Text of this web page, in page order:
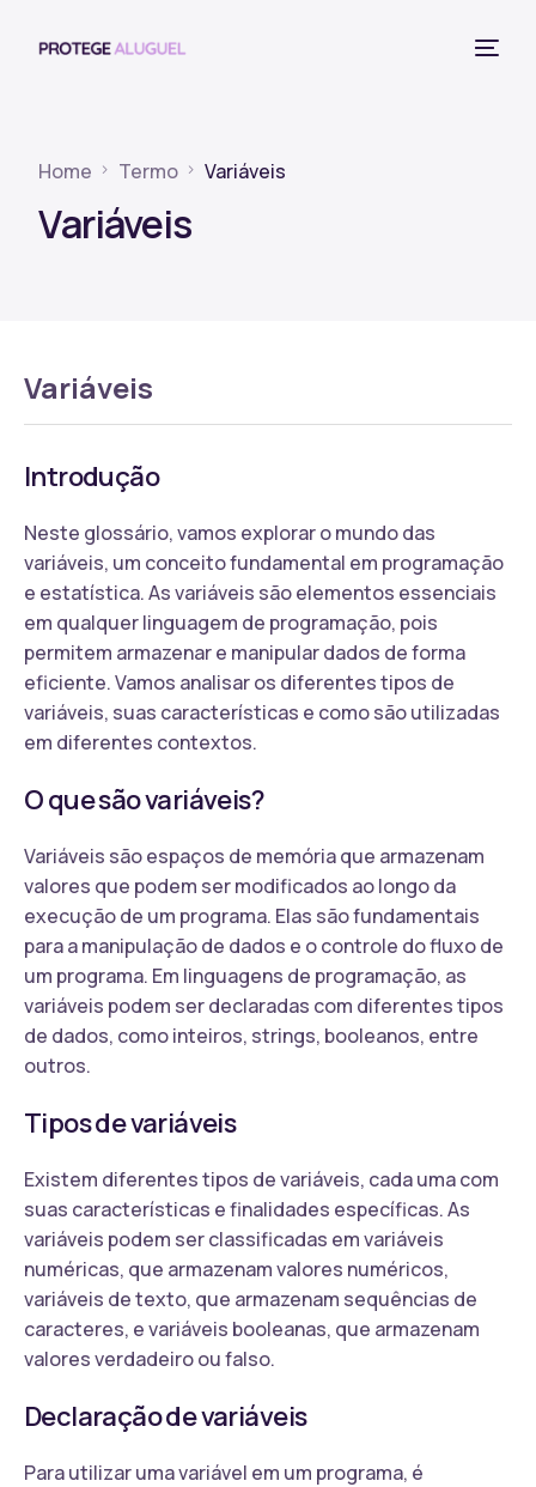
Home Termo Variáveis
Variáveis
Variáveis
Introdução
Neste glossário, vamos explorar o mundo das
variáveis, um conceito fundamental em programação
e estatística. As variáveis são elementos essenciais
em qualquer linguagem de programação, pois
permitem armazenar e manipular dados de forma
eficiente. Vamos analisar os diferentes tipos de
variáveis, suas características e como são utilizadas
em diferentes contextos.
O que são variáveis?
Variáveis são espaços de memória que armazenam
valores que podem ser modificados ao longo da
execução de um programa. Elas são fundamentais
para a manipulação de dados e o controle do fluxo de
um programa. Em linguagens de programação, as
variáveis podem ser declaradas com diferentes tipos
de dados, como inteiros, strings, booleanos, entre
outros.
Tipos de variáveis
Existem diferentes tipos de variáveis, cada uma com
suas características e finalidades específicas. As
variáveis podem ser classificadas em variáveis
numéricas, que armazenam valores numéricos,
variáveis de texto, que armazenam sequências de
caracteres, e variáveis booleanas, que armazenam
valores verdadeiro ou falso.
Declaração de variáveis
Para utilizar uma variável em um programa, é